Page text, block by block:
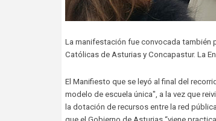
La manifestación fue convocada también
Católicas de Asturias y Concapastur. La
El Manifiesto que se leyó al final del
modelo de escuela única", a la vez que
la dotación de recursos entre la red